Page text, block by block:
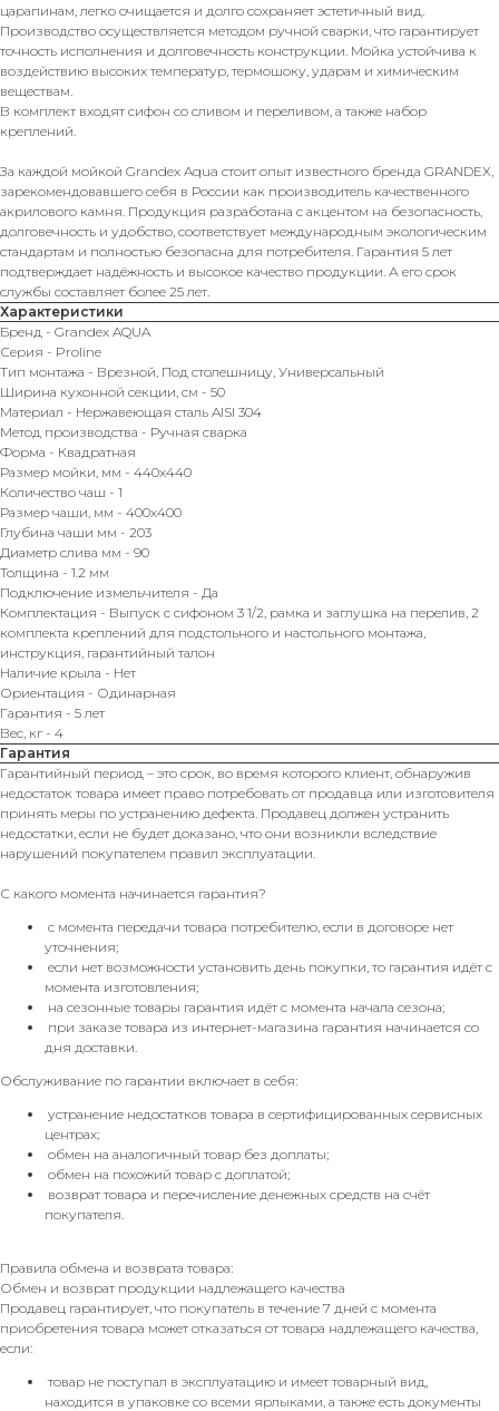
царапинам, легко очищается и долго сохраняет эстетичный вид.
Производство осуществляется методом ручной сварки, что гарантирует
точность исполнения и долговечность конструкции. Мойка устойчива к
воздействию высоких температур, термошоку, ударам и химическим
веществам.
В комплект входят сифон со сливом и переливом, а также набор
креплений.
За каждой мойкой Grandex Aqua стоит опыт известного бренда GRANDEX,
зарекомендовавшего себя в России как производитель качественного
акрилового камня. Продукция разработана с акцентом на безопасность,
долговечность и удобство, соответствует международным экологическим
стандартам и полностью безопасна для потребителя. Гарантия 5 лет
подтверждает надёжность и высокое качество продукции. А его срок
службы составляет более 25 лет.
Характеристики
Бренд - Grandex AQUA
Серия - Proline
Тип монтажа - Врезной, Под столешницу, Универсальный
Ширина кухонной секции, см - 50
Материал - Нержавеющая сталь AISI 304
Метод производства - Ручная сварка
Форма - Квадратная
Размер мойки, мм - 440х440
Количество чаш - 1
Размер чаши, мм - 400х400
Глубина чаши мм - 203
Диаметр слива мм - 90
Толщина - 1.2 мм
Подключение измельчителя - Да
Комплектация - Выпуск с сифоном 3 1/2, рамка и заглушка на перелив, 2
комплекта креплений для подстольного и настольного монтажа,
инструкция, гарантийный талон
Наличие крыла - Нет
Ориентация - Одинарная
Гарантия - 5 лет
Вес, кг - 4
Гарантия
Гарантийный период – это срок, во время которого клиент, обнаружив
недостаток товара имеет право потребовать от продавца или изготовителя
принять меры по устранению дефекта. Продавец должен устранить
недостатки, если не будет доказано, что они возникли вследствие
нарушений покупателем правил эксплуатации.
С какого момента начинается гарантия?
с момента передачи товара потребителю, если в договоре нет
уточнения;
если нет возможности установить день покупки, то гарантия идёт с
момента изготовления;
на сезонные товары гарантия идёт с момента начала сезона;
при заказе товара из интернет-магазина гарантия начинается со
дня доставки.
Обслуживание по гарантии включает в себя:
устранение недостатков товара в сертифицированных сервисных
центрах;
обмен на аналогичный товар без доплаты;
обмен на похожий товар с доплатой;
возврат товара и перечисление денежных средств на счёт
покупателя.
Правила обмена и возврата товара:
Обмен и возврат продукции надлежащего качества
Продавец гарантирует, что покупатель в течение 7 дней с момента
приобретения товара может отказаться от товара надлежащего качества,
если:
товар не поступал в эксплуатацию и имеет товарный вид,
находится в упаковке со всеми ярлыками, а также есть документы